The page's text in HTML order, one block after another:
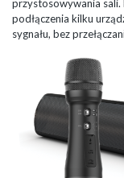
przystosowywania sali.
podłączenia kilku
sygnału, bez